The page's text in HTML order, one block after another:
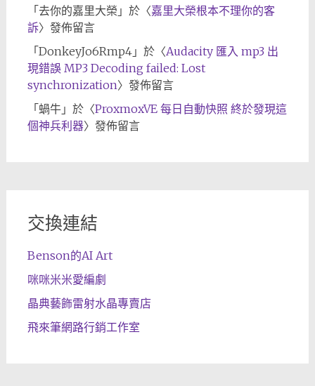
「 去你的嘉里大榮 」於〈嘉里大榮根本不理你的客
訴〉發佈留言
「 DonkeyJo6Rmp4」於〈Audacity 匯入 mp3 出
現錯誤 MP3 Decoding failed: Lost
synchronization〉發佈留言
「 蝸牛」於〈ProxmoxVE 每日自動快照 終於發現這
個神兵利器〉發佈留言
交換連結
Benson的AI Art
咪咪米米愛編劇
晶典藝飾雷射水晶專賣店
飛來筆網路行銷工作室